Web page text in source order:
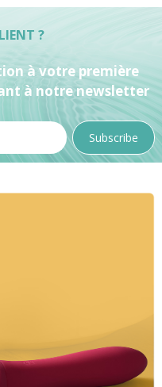
?
à votre première
à notre newsletter
Subscribe